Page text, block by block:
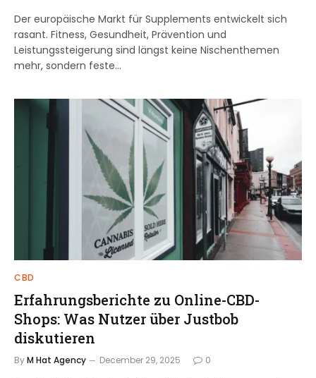
Der europäische Markt für Supplements entwickelt sich
rasant. Fitness, Gesundheit, Prävention und
Leistungssteigerung sind längst keine Nischenthemen
mehr, sondern feste…
CBD
Erfahrungsberichte zu Online-CBD-
Shops: Was Nutzer über Justbob
diskutieren
ByM Hat Agency December 29, 2025 0